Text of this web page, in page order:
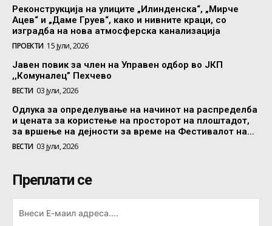
Реконструкција на улиците „Илинденска“, „Мирче
Ацев“ и „Даме Груев“, како и нивните краци, со
изградба на нова атмосферска канализација
ПРОЕКТИ 15 јули, 2026
Јавен повик за член на Управен одбор во ЈКП
,,Комуналец” Пехчево
ВЕСТИ 03 јули, 2026
Одлука за определување на начинот на распределба
и цената за користење на просторот на плоштадот,
за вршење на дејности за време на Фестивалот на...
ВЕСТИ 03 јули, 2026
Преплати се